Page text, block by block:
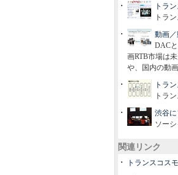
トラ
トラ
動画
DAC
画RTB市場は
や、国内の動
トラ
トラ
渋谷
ソー
関連リンク
トランスコス